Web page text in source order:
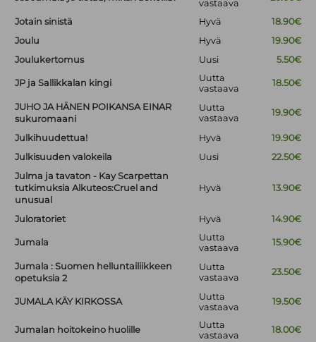
vastaava
Jotain sinistä Hyvä
18.90€
Joulu
Hyvä
19.90€
Joulukertomus
Uusi 5.50€
JP ja Sallikkalan kingi
Uutta
vastaava
18.50€
JUHO JA HÄNEN POIKANSA EINAR
sukuromaani
Uutta
vastaava
19.90€
Julkihuudettua! Hyvä
19.90€
Julkisuuden valokeila
Uusi
22.50€
Julma ja tavaton - Kay Scarpettan
tutkimuksia Alkuteos:Cruel and
unusual
Hyvä 13.90€
Juloratoriet Hyvä 14.90€
Jumala
Uutta
vastaava
15.90€
Jumala : Suomen helluntailiikkeen
opetuksia 2
Uutta
vastaava
23.50€
JUMALA KÄY KIRKOSSA
Uutta
vastaava
19.50€
Jumalan hoitokeino huolille
Uutta
vastaava
18.00€